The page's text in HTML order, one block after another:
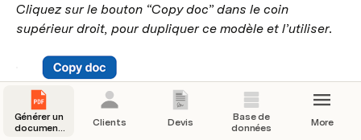
Cliquez sur le bouton “Copy doc” dans le coin
supérieur droit, pour dupliquer ce modèle et l’utiliser.
Générer un
document
Clients Devis
Base de
données
More